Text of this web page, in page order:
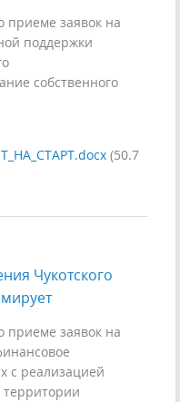
заявок на
поддержки
собственного
(50.7
Чукотского
заявок на
с реализацией